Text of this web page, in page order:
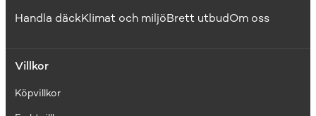
Handla däckKlimat och miljöBrett utbudOm oss
Villkor
Köpvillkor